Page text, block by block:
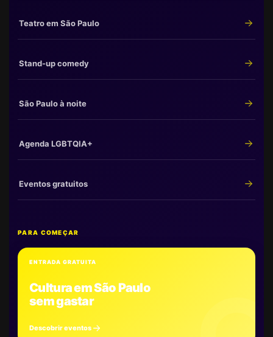
Teatro em São Paulo
Stand-up comedy
São Paulo à noite
Agenda LGBTQIA+
Eventos gratuitos
PARA COMEÇAR
ENTRADA GRATUITA
Cultura em São Paulo
sem gastar
Descobrir eventos